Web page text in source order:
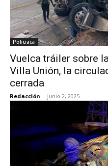
Policiaca
Vuelca tráiler sobre
Villa Unión, la
cerrada
Redacción - junio 2, 2025